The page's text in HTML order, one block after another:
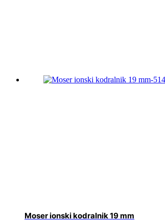
Moser ionski kodralnik 19 mm